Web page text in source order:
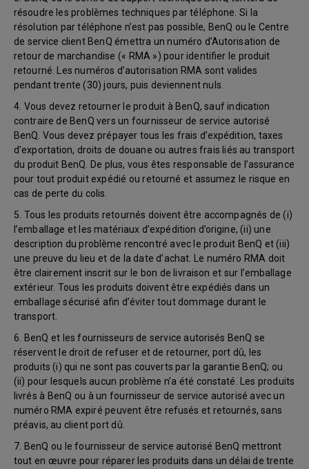
résoudre les problèmes techniques par téléphone. Si la
résolution par téléphone n’est pas possible, BenQ ou le Centre
de service client BenQ émettra un numéro d’Autorisation de
retour de marchandise (« RMA ») pour identifier le produit
retourné. Les numéros d’autorisation RMA sont valides
pendant trente (30) jours, puis deviennent nuls.
4. Vous devez retourner le produit à BenQ, sauf indication
contraire de BenQ vers un fournisseur de service autorisé
BenQ. Vous devez prépayer tous les frais d’expédition, taxes
d’exportation, droits de douane ou autres frais liés au transport
du produit BenQ. De plus, vous êtes responsable de l’assurance
pour tout produit expédié ou retourné et assumez le risque en
cas de perte du colis.
5. Tous les produits retournés doivent être accompagnés de (i)
l’emballage et les matériaux d’expédition d’origine, (ii) une
description du problème rencontré avec le produit BenQ et (iii)
une preuve du lieu et de la date d’achat. Le numéro RMA doit
être clairement inscrit sur le bon de livraison et sur l’emballage
extérieur. Tous les produits doivent être expédiés dans un
emballage sécurisé afin d’éviter tout dommage durant le
transport.
6. BenQ et les fournisseurs de service autorisés BenQ se
réservent le droit de refuser et de retourner, port dû, les
produits (i) qui ne sont pas couverts par la garantie BenQ; ou
(ii) pour lesquels aucun problème n’a été constaté. Les produits
livrés à BenQ ou à un fournisseur de service autorisé avec un
numéro RMA expiré peuvent être refusés et retournés, sans
préavis, au client port dû.
7. BenQ ou le fournisseur de service autorisé BenQ mettront
tout en œuvre pour réparer les produits dans un délai de trente